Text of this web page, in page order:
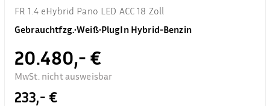
FR 1.4 eHybrid Pano LED ACC 18 Zoll
Gebrauchtfzg.•Weiß•PlugIn Hybrid-Benzin
20.480,- €
MwSt. nicht ausweisbar
233,- €